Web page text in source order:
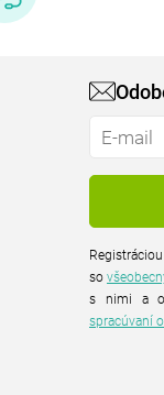
so
s nimi a
spracúvaní